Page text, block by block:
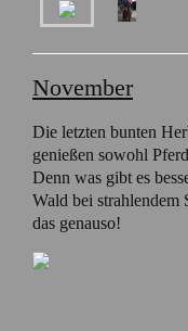
November
Die letzten bunten
genießen sowohl
Denn was gibt es
Wald bei strahlendem
das genauso!